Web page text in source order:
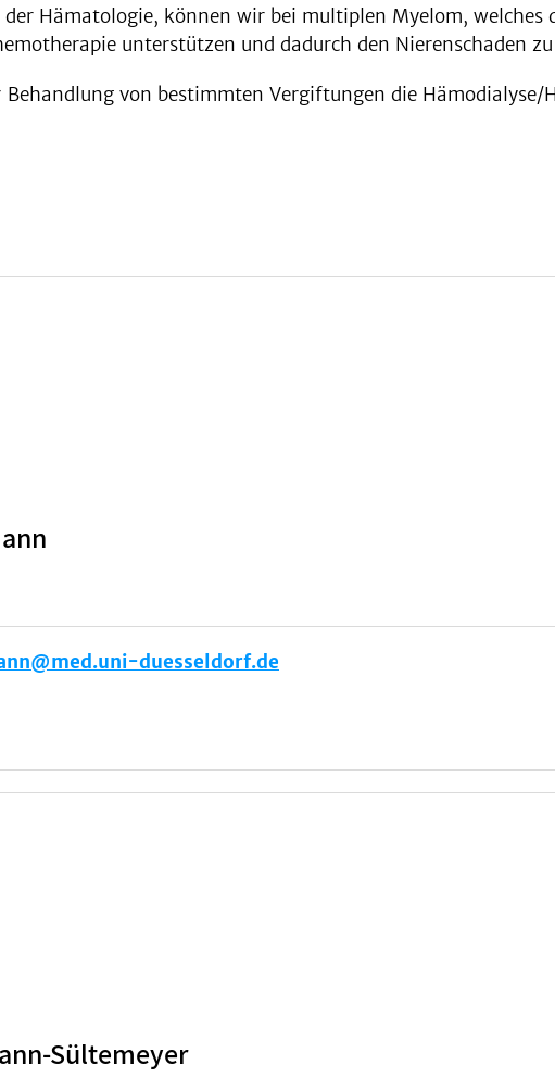
Hämatologie, können wir bei multiplen Myelom,
unterstützen und dadurch den Nierenschaden
von bestimmten Vergiftungen die
duesseldorf.de
Sültemeyer